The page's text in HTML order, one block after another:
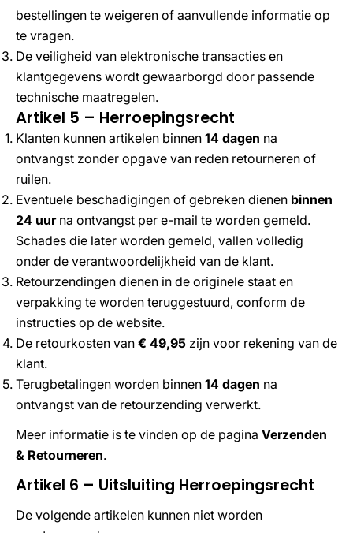
bestellingen te weigeren of aanvullende informatie op
te vragen.
De veiligheid van elektronische transacties en
klantgegevens wordt gewaarborgd door passende
technische maatregelen.
Artikel 5 – Herroepingsrecht
Klanten kunnen artikelen binnen 14 dagen na
ontvangst zonder opgave van reden retourneren of
ruilen.
Eventuele beschadigingen of gebreken dienen binnen
24 uur na ontvangst per e-mail te worden gemeld.
Schades die later worden gemeld, vallen volledig
onder de verantwoordelijkheid van de klant.
Retourzendingen dienen in de originele staat en
verpakking te worden teruggestuurd, conform de
instructies op de website.
De retourkosten van € 49,95 zijn voor rekening van de
klant.
Terugbetalingen worden binnen 14 dagen na
ontvangst van de retourzending verwerkt.
Meer informatie is te vinden op de pagina Verzenden
& Retourneren.
Artikel 6 – Uitsluiting Herroepingsrecht
De volgende artikelen kunnen niet worden